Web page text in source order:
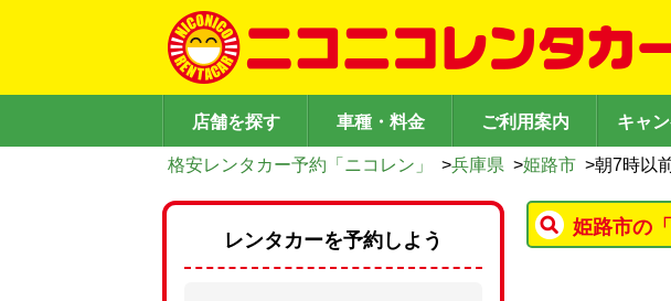
店舗を探す 車種・料金 ご利用案内 キャ
格安レンタカー予約「ニコレン」 >兵庫県 >姫路市 >朝7時以
姫路市の
レンタカーを予約しよう